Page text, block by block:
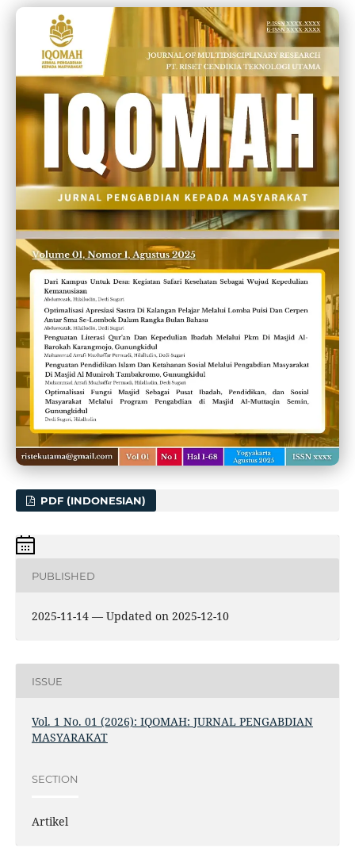
PDF (INDONESIAN)
PUBLISHED
2025-11-14 — Updated on 2025-12-10
ISSUE
Vol. 1 No. 01 (2026): IQOMAH: JURNAL PENGABDIAN
MASYARAKAT
SECTION
Artikel